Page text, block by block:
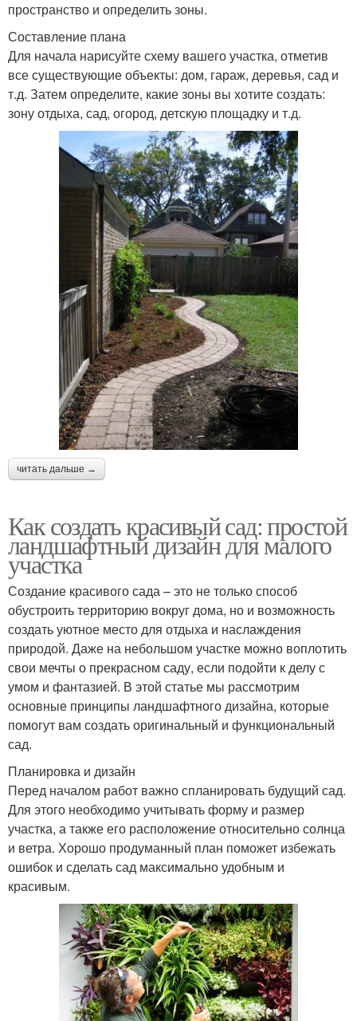
пространство и определить зоны.
Составление плана
Для начала нарисуйте схему вашего участка, отметив
все существующие объекты: дом, гараж, деревья, сад и
т.д. Затем определите, какие зоны вы хотите создать:
зону отдыха, сад, огород, детскую площадку и т.д.
читать дальше →
Как создать красивый сад: простой
ландшафтный дизайн для малого
участка
Создание красивого сада – это не только способ
обустроить территорию вокруг дома, но и возможность
создать уютное место для отдыха и наслаждения
природой. Даже на небольшом участке можно воплотить
свои мечты о прекрасном саду, если подойти к делу с
умом и фантазией. В этой статье мы рассмотрим
основные принципы ландшафтного дизайна, которые
помогут вам создать оригинальный и функциональный
сад.
Планировка и дизайн
Перед началом работ важно спланировать будущий сад.
Для этого необходимо учитывать форму и размер
участка, а также его расположение относительно солнца
и ветра. Хорошо продуманный план поможет избежать
ошибок и сделать сад максимально удобным и
красивым.